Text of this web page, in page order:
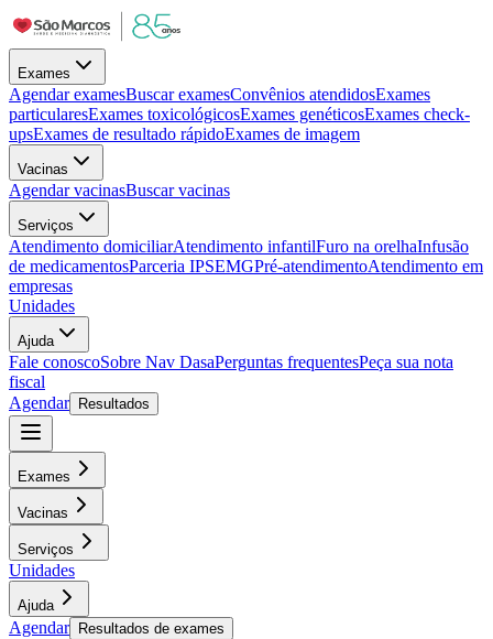
Exames
Agendar examesBuscar examesConvênios atendidosExames
particularesExames toxicológicosExames genéticosExames check-
upsExames de resultado rápidoExames de imagem
Vacinas
Agendar vacinasBuscar vacinas
Serviços
Atendimento domiciliarAtendimento infantilFuro na orelhaInfusão
de medicamentosParceria IPSEMGPré-atendimentoAtendimento em
empresas
Unidades
Ajuda
Fale conoscoSobre Nav DasaPerguntas frequentesPeça sua nota
fiscal
Agendar
Resultados
Exames
Vacinas
Serviços
Unidades
Ajuda
Agendar Resultados de exames